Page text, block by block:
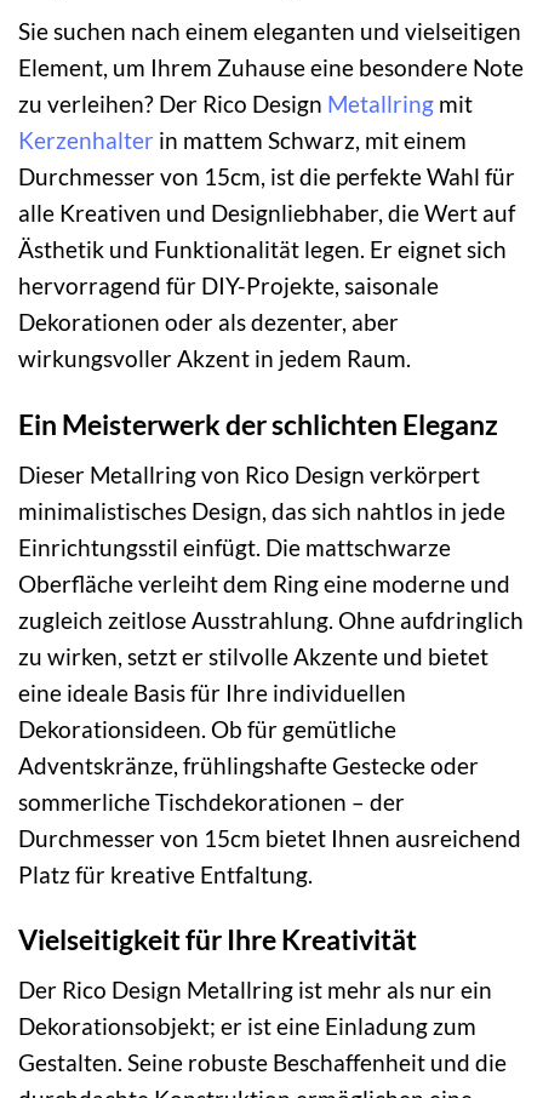
Sie suchen nach einem eleganten und vielseitigen
Element, um Ihrem Zuhause eine besondere Note
zu verleihen? Der Rico Design Metallring mit
Kerzenhalter in mattem Schwarz, mit einem
Durchmesser von 15cm, ist die perfekte Wahl für
alle Kreativen und Designliebhaber, die Wert auf
Ästhetik und Funktionalität legen. Er eignet sich
hervorragend für DIY-Projekte, saisonale
Dekorationen oder als dezenter, aber
wirkungsvoller Akzent in jedem Raum.
Ein Meisterwerk der schlichten Eleganz
Dieser Metallring von Rico Design verkörpert
minimalistisches Design, das sich nahtlos in jede
Einrichtungsstil einfügt. Die mattschwarze
Oberfläche verleiht dem Ring eine moderne und
zugleich zeitlose Ausstrahlung. Ohne aufdringlich
zu wirken, setzt er stilvolle Akzente und bietet
eine ideale Basis für Ihre individuellen
Dekorationsideen. Ob für gemütliche
Adventskränze, frühlingshafte Gestecke oder
sommerliche Tischdekorationen – der
Durchmesser von 15cm bietet Ihnen ausreichend
Platz für kreative Entfaltung.
Vielseitigkeit für Ihre Kreativität
Der Rico Design Metallring ist mehr als nur ein
Dekorationsobjekt; er ist eine Einladung zum
Gestalten. Seine robuste Beschaffenheit und die